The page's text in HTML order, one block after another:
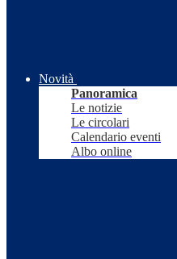
Novità
Panoramica
Le notizie
Le circolari
Calendario eventi
Albo online